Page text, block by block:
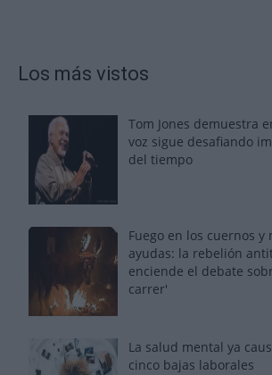
Los más vistos
Tom Jones demuestra
voz sigue desafiando
del tiempo
Fuego en los cuernos y
ayudas: la rebelión
enciende el debate
carrer'
La salud mental ya
cinco bajas laborales